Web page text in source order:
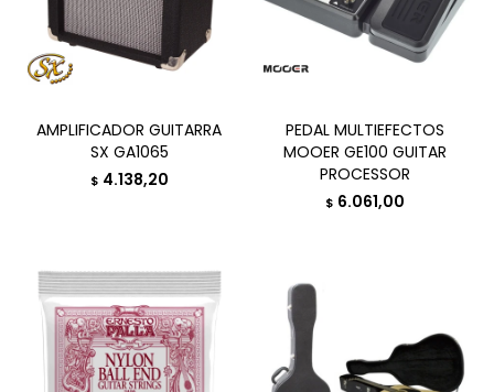
AMPLIFICADOR GUITARRA
SX GA1065
$ 4.138,20
PEDAL MULTIEFECTOS
MOOER GE100 GUITAR
PROCESSOR
$ 6.061,00